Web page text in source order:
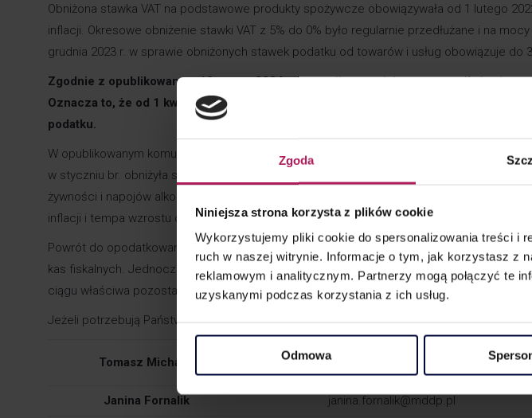
Zgoda
Niniejsza strona korzysta z plików cookie
Wykorzystujemy pliki cookie do spersonalizowania treści i
ruch w naszej witrynie. Informacje o tym, jak korzystasz z
reklamowym i analitycznym. Partnerzy mogą połączyć te
uzyskanymi podczas korzystania z ich usług.
Odmowa
Obniżona stawka VAT na podstawowe produkty spożywcze obowiązywała od 1 lutego
inflacji. Okresowe obniżenie stawki VAT z 5% do 0% było regularnie przedłużane i na
grudnia 2023 r. w sprawie obniżonych stawek podatku od towarów i usług obowiązuje do
Zgodnie z opublikowanym 12 marca 2024 r. komunikatem, dalszego przedłużenia
Oznacza to, że od 1 kwietnia 2024 r. obowiązującą stawką VAT dla podstawowych
podatku.
W opublikowanym komunikacie Ministerstwo Finansów uzasadnia swoją decyzję
w styczniu br. obniżyła się do 3,9% (r/r), osiągając najniższy poziom od marca 2021 r.),
żywności i napojów alkoholowych (do 4,9% w styczniu br. – najniżej od września 2021 r.)
inflacji i tempa wzrostu cen żywności.
Powrót do opodatkowania stawka 5% VAT wybranych produktów żywnościowych wiąże
kas fiskalnych. Jednocześnie, zmiana ta nie ma wpływu na opodatkowanie VAT usług
ciągu właściwa pozostaje stawka 8% VAT (z pewnymi wyjątkami).
Jeżeli potrzebują Państwo jakiegokolwiek wsparcia w tym zakresie, prosimy o kontakt z
Tomasz Michalik tomasz.michalik@mddp.pl
Janina Fornalik janina.fornalik@mddp.pl